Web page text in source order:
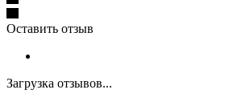
Оставить отзыв
Загрузка отзывов...